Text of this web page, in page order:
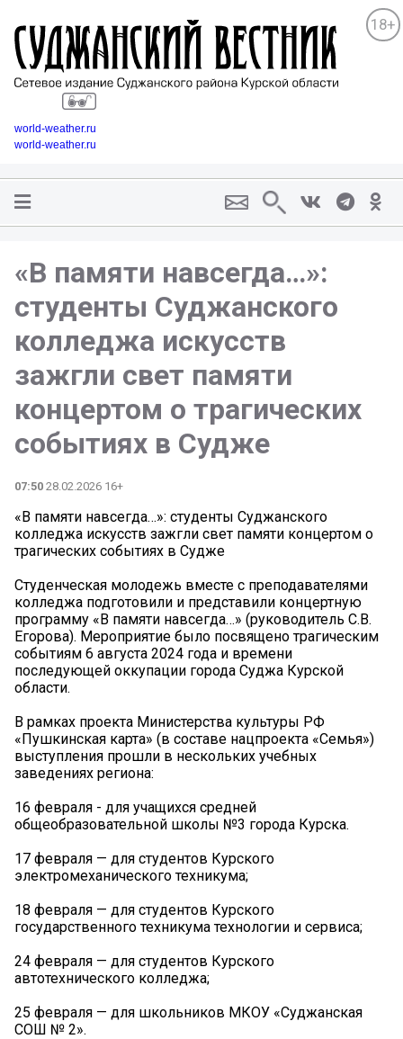
18+
world-weather.ru
world-weather.ru
«В памяти навсегда…»:
студенты Суджанского
колледжа искусств
зажгли свет памяти
концертом о трагических
событиях в Судже
07:50 28.02.2026 16+
«В памяти навсегда…»: студенты Суджанского
колледжа искусств зажгли свет памяти концертом о
трагических событиях в Судже
Студенческая молодежь вместе с преподавателями
колледжа подготовили и представили концертную
программу «В памяти навсегда…» (руководитель С.В.
Егорова). Мероприятие было посвящено трагическим
событиям 6 августа 2024 года и времени
последующей оккупации города Суджа Курской
области.
В рамках проекта Министерства культуры РФ
«Пушкинская карта» (в составе нацпроекта «Семья»)
выступления прошли в нескольких учебных
заведениях региона:
16 февраля - для учащихся средней
общеобразовательной школы №3 города Курска.
17 февраля — для студентов Курского
электромеханического техникума;
18 февраля — для студентов Курского
государственного техникума технологии и сервиса;
24 февраля — для студентов Курского
автотехнического колледжа;
25 февраля — для школьников МКОУ «Суджанская
СОШ № 2».